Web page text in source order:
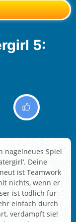
nagelneues Spiel
Deine
ist Teamwork
nichts, wenn er
ist tödlich für
einfach durch
verdampft sie!